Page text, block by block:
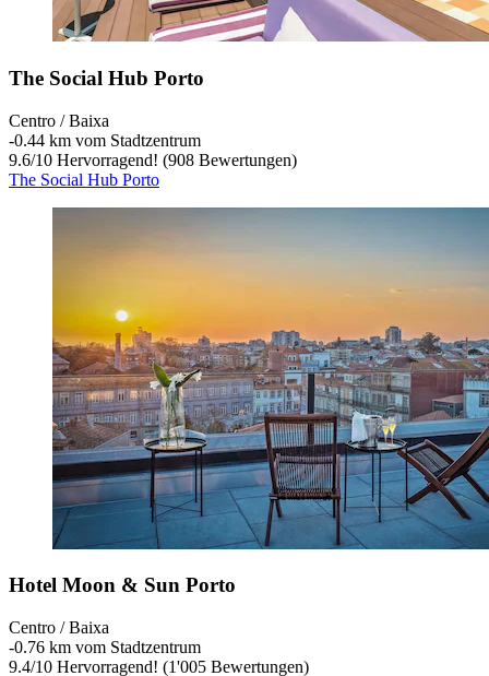
The Social Hub Porto
Centro / Baixa
‐0.44 km vom Stadtzentrum
9.6/10 Hervorragend! (908 Bewertungen)
The Social Hub Porto
Hotel Moon & Sun Porto
Centro / Baixa
‐0.76 km vom Stadtzentrum
9.4/10 Hervorragend! (1'005 Bewertungen)